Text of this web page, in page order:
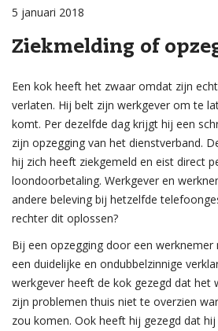
5 januari 2018
Ziekmelding of
Een kok heeft het zwaar omdat zijn
verlaten. Hij belt zijn werkgever om te
komt. Per dezelfde dag krijgt hij een
zijn opzegging van het dienstverband.
hij zich heeft ziekgemeld en eist direct
loondoorbetaling. Werkgever en
andere beleving bij hetzelfde
rechter dit oplossen?
Bij een opzegging door een werknemer
een duidelijke en ondubbelzinnige
werkgever heeft de kok gezegd dat het
zijn problemen thuis niet te overzien
zou komen. Ook heeft hij gezegd dat